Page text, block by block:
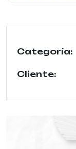
Categoría:
Cliente: